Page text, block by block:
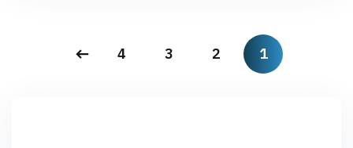
1
2
3
4